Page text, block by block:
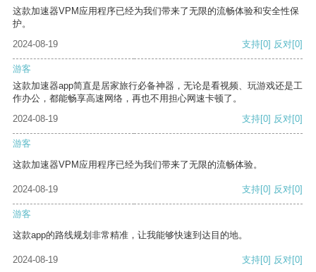
这款加速器VPM应用程序已经为我们带来了无限的流畅体验和安全性保
护。
2024-08-19
支持[0] 反对[0]
游客
这款加速器app简直是居家旅行必备神器，无论是看视频、玩游戏还是工
作办公，都能畅享高速网络，再也不用担心网速卡顿了。
2024-08-19
支持[0] 反对[0]
游客
这款加速器VPM应用程序已经为我们带来了无限的流畅体验。
2024-08-19 支持[0] 反对[0]
游客
这款app的路线规划非常精准，让我能够快速到达目的地。
2024-08-19 支持[0] 反对[0]